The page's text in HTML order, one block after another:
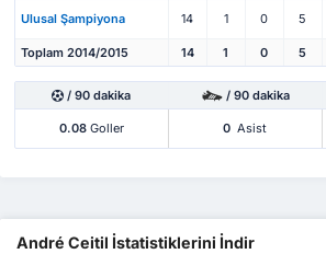
Ulusal Şampiyona 14 1 0 5
Toplam 2014/2015 14 1 0 5
/ 90 dakika / 90 dakika
0.08Goller 0 Asist
André Ceitil İstatistiklerini İndir